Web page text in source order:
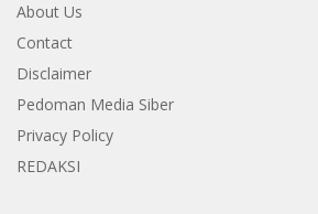
About Us
Contact
Disclaimer
Pedoman Media Siber
Privacy Policy
REDAKSI